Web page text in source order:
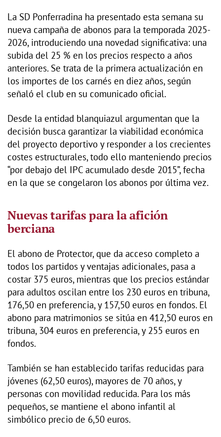
La SD Ponferradina ha presentado esta semana su
nueva campaña de abonos para la temporada 2025-
2026, introduciendo una novedad significativa: una
subida del 25 % en los precios respecto a años
anteriores. Se trata de la primera actualización en
los importes de los carnés en diez años, según
señaló el club en su comunicado oficial.
Desde la entidad blanquiazul argumentan que la
decisión busca garantizar la viabilidad económica
del proyecto deportivo y responder a los crecientes
costes estructurales, todo ello manteniendo precios
“por debajo del IPC acumulado desde 2015”, fecha
en la que se congelaron los abonos por última vez.
Nuevas tarifas para la afición
berciana
El abono de Protector, que da acceso completo a
todos los partidos y ventajas adicionales, pasa a
costar 375 euros, mientras que los precios estándar
para adultos oscilan entre los 230 euros en tribuna,
176,50 en preferencia, y 157,50 euros en fondos. El
abono para matrimonios se sitúa en 412,50 euros en
tribuna, 304 euros en preferencia, y 255 euros en
fondos.
También se han establecido tarifas reducidas para
jóvenes (62,50 euros), mayores de 70 años, y
personas con movilidad reducida. Para los más
pequeños, se mantiene el abono infantil al
simbólico precio de 6,50 euros.